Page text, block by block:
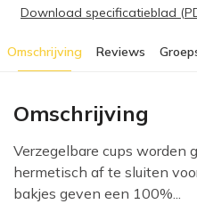
Download specificatieblad
Omschrijving Reviews
Omschrijving
Verzegelbare cups worden
hermetisch af te sluiten
bakjes geven een 100%...